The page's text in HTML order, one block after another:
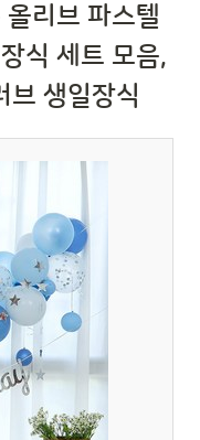
리브 파스텔
식 세트 모음,
브 생일장식